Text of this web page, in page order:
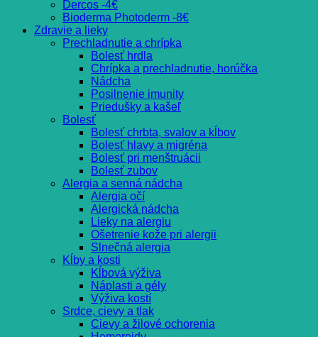
Dercos -4€
Bioderma Photoderm -8€
Zdravie a lieky
Prechladnutie a chrípka
Bolesť hrdla
Chrípka a prechladnutie, horúčka
Nádcha
Posilnenie imunity
Priedušky a kašeľ
Bolesť
Bolesť chrbta, svalov a kĺbov
Bolesť hlavy a migréna
Bolesť pri menštruácii
Bolesť zubov
Alergia a senná nádcha
Alergia očí
Alergická nádcha
Lieky na alergiu
Ošetrenie kože pri alergii
Slnečná alergia
Kĺby a kosti
Kĺbová výživa
Náplasti a gély
Výživa kostí
Srdce, cievy a tlak
Cievy a žilové ochorenia